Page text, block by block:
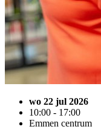
wo 22 jul 2026
10:00 - 17:00
Emmen centrum